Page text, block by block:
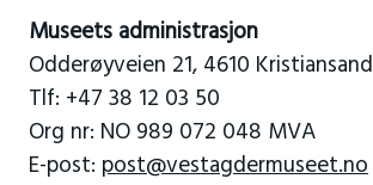
Museets administrasjon
Odderøyveien 21, 4610 Kristiansand
Tlf: +47 38 12 03 50
Org nr: NO 989 072 048 MVA
E-post: post@vestagdermuseet.no